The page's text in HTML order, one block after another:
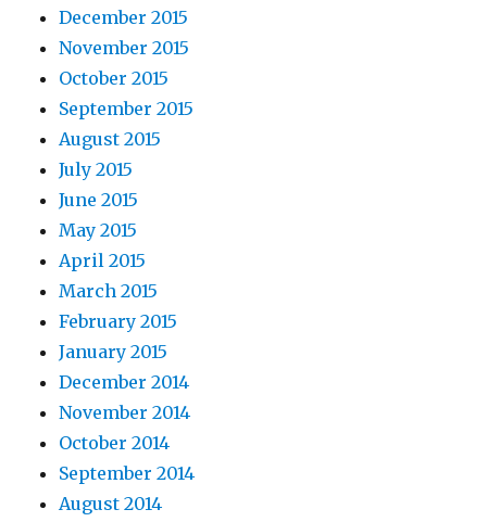
December 2015
November 2015
October 2015
September 2015
August 2015
July 2015
June 2015
May 2015
April 2015
March 2015
February 2015
January 2015
December 2014
November 2014
October 2014
September 2014
August 2014